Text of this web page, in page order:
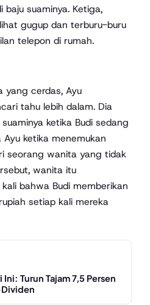
suaminya. Ketiga,
gugup dan terburu-buru
telepon di rumah.
yang cerdas, Ayu
tahu lebih dalam. Dia
ketika Budi sedang
ketika menemukan
seorang wanita yang tidak
wanita itu
bahwa Budi memberikan
setiap kali mereka
Ini: Turun Tajam 7,5 Persen